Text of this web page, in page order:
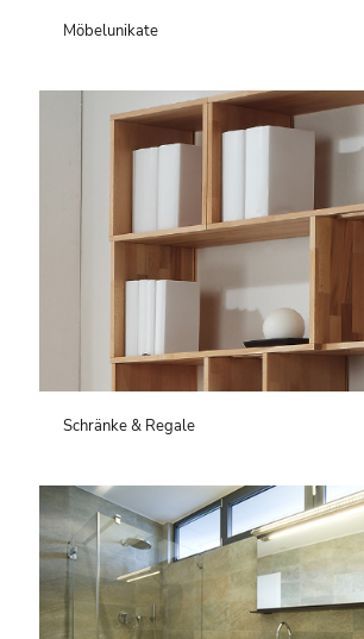
Möbelunikate
Schränke & Regale